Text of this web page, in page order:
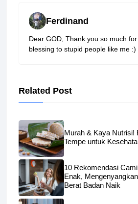
Ferdinand
Dear GOD, Thank you so much
blessing to stupid people like me :)
Related Post
Murah & Kaya Nutrisi!
Tempe untuk
10 Rekomendasi
Enak,
Berat Badan Naik